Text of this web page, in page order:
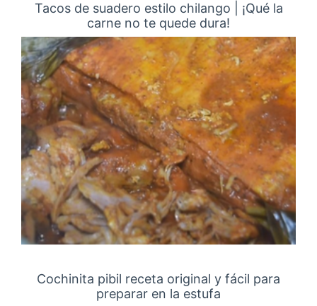
Tacos de suadero estilo chilango | ¡Qué la
carne no te quede dura!
Cochinita pibil receta original y fácil para
preparar en la estufa